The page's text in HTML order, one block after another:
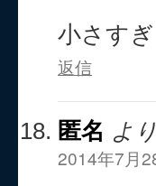
小さすぎ
返信
匿名 よ
2014年7月